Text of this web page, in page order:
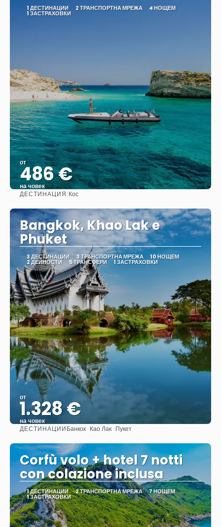
1 ДЕСТИНАЦИИ 2 ТРАНСПОРТНА МРЕЖА 4 НОЩЕМ
1 ЗАСТРАХОВКИ
от
486 €
на човек
ДЕСТИНАЦИЯ:Кос
Bangkok, Khao Lak e
Phuket
3 ДЕСТИНАЦИИ 3 ТРАНСПОРТНА МРЕЖА 10 НОЩЕМ
2 ДЕЙНОСТИ 5 ТРАНСФЕРИ 1 ЗАСТРАХОВКИ
от
1.328 €
на човек
Вижте
ДЕСТИНАЦИИБанкок · Као Лак · Пукет
Corfù volo + hotel 7 notti
con colazione inclusa
1 ДЕСТИНАЦИИ 2 ТРАНСПОРТНА МРЕЖА 7 НОЩЕМ
1 ЗАСТРАХОВКИ